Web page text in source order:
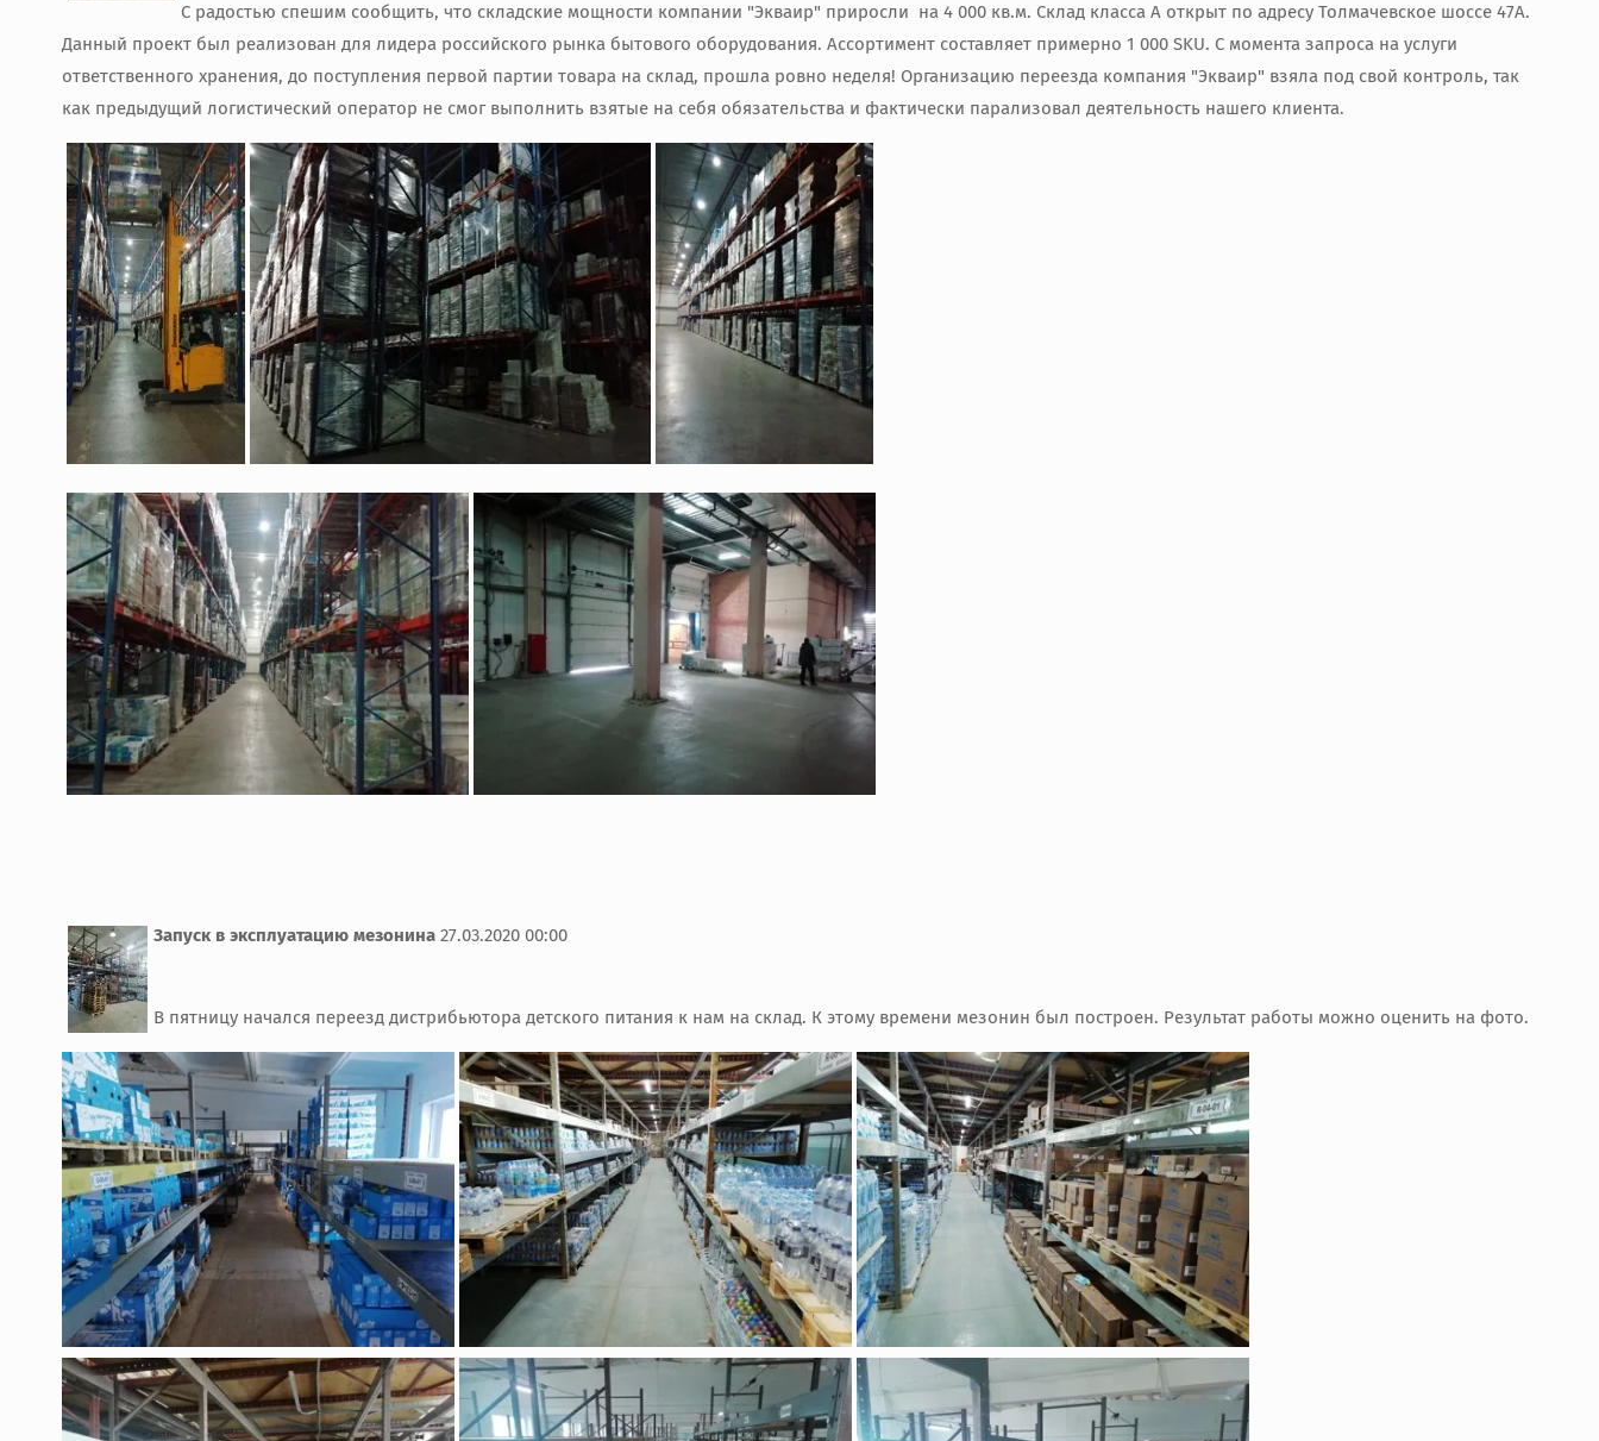
С радостью спешим сообщить, что складские мощности компании "Экваир" приросли на 4 000 кв.м. Склад класса А открыт по адресу Толмачевское шоссе 47А.
Данный проект был реализован для лидера российского рынка бытового оборудования. Ассортимент составляет примерно 1 000 SKU. С момента запроса на услуги
ответственного хранения, до поступления первой партии товара на склад, прошла ровно неделя! Организацию переезда компания "Экваир" взяла под свой контроль, так
как предыдущий логистический оператор не смог выполнить взятые на себя обязательства и фактически парализовал деятельность нашего клиента.
Запуск в эксплуатацию мезонина 27.03.2020 00:00
В пятницу начался переезд дистрибьютора детского питания к нам на склад. К этому времени мезонин был построен. Результат работы можно оценить на фото.